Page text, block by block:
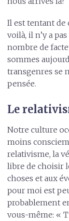
Il est tentant de
voilà, il n’y a
nombre de
sommes
transgenres se
pensée.
Le
Notre culture
moins
relativisme, la
libre de choisir
choses et aux
pour moi est
probablement
vous-même: «